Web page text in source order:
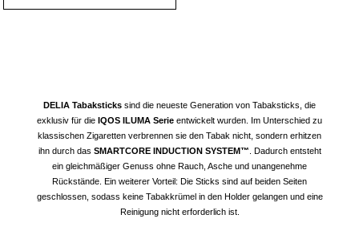
DELIA Tabaksticks sind die neueste Generation von Tabaksticks, die
exklusiv für die IQOS ILUMA Serie entwickelt wurden. Im Unterschied zu
klassischen Zigaretten verbrennen sie den Tabak nicht, sondern erhitzen
ihn durch das SMARTCORE INDUCTION SYSTEM™ . Dadurch entsteht
ein gleichmäßiger Genuss ohne Rauch, Asche und unangenehme
Rückstände. Ein weiterer Vorteil: Die Sticks sind auf beiden Seiten
geschlossen, sodass keine Tabakkrümel in den Holder gelangen und eine
Reinigung nicht erforderlich ist.